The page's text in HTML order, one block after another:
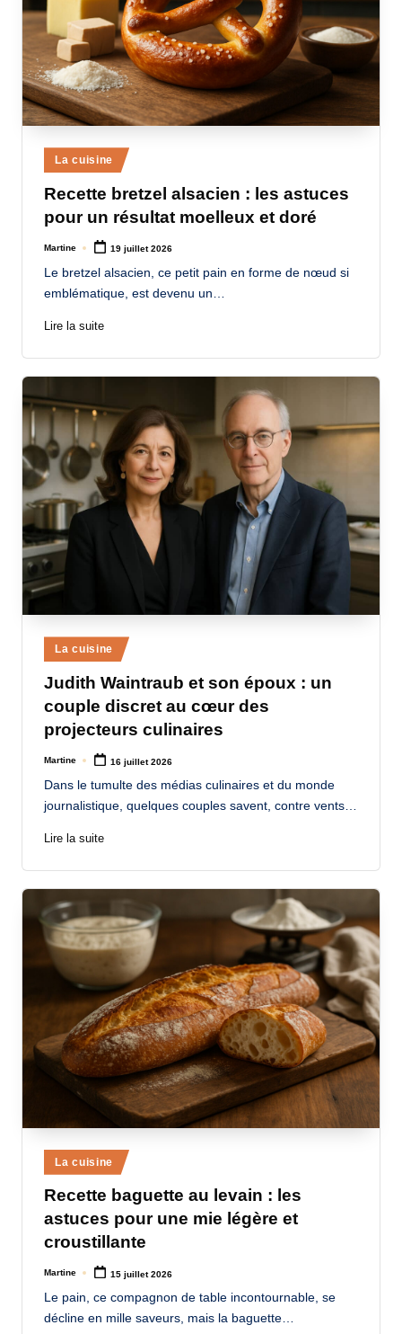
Posted
in
La cuisine
Recette bretzel alsacien : les astuces
pour un résultat moelleux et doré
Posted
Martine 19 juillet 2026
Le bretzel alsacien, ce petit pain en forme de nœud si
emblématique, est devenu un…
Lire la suite
Posted
in
La cuisine
Judith Waintraub et son époux : un
couple discret au cœur des
projecteurs culinaires
Posted
Martine 16 juillet 2026
Dans le tumulte des médias culinaires et du monde
journalistique, quelques couples savent, contre vents…
Lire la suite
Posted
in
La cuisine
Recette baguette au levain : les
astuces pour une mie légère et
croustillante
Posted
Martine 15 juillet 2026
Le pain, ce compagnon de table incontournable, se
décline en mille saveurs, mais la baguette…